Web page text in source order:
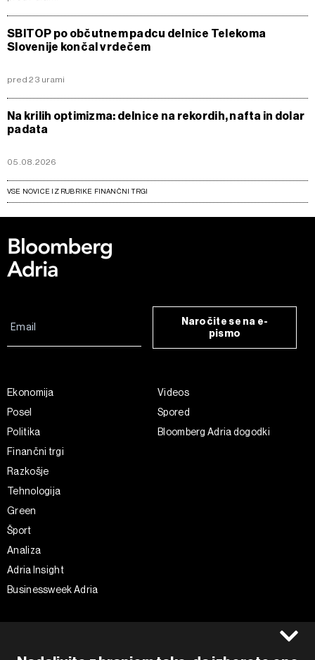
SBITOP po občutnem padcu delnice Telekoma
Slovenije končal v rdečem
pred 23 urami
Na krilih optimizma: delnice na rekordih, nafta in dolar
padata
05.08.2026
VSE NOVICE IZ RUBRIKE FINANČNI TRGI
Naročite se na e-
pismo
Ekonomija
Posel
Politika
Finančni trgi
Razkošje
Tehnologija
Green
Šport
Analiza
Adria Insight
Businessweek Adria
Videos
Spored
Bloomberg Adria dogodki